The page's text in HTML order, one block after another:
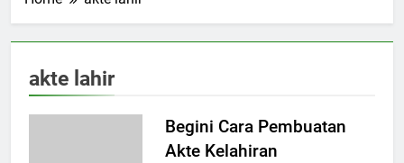
akte lahir
Begini Cara Pembuatan
Akte Kelahiran